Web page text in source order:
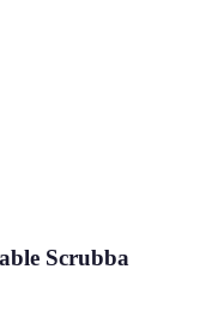
Scrubba